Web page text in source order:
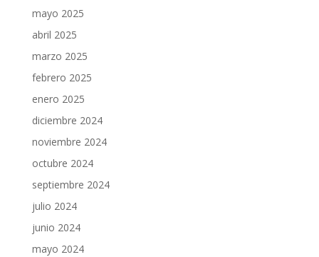
mayo 2025
abril 2025
marzo 2025
febrero 2025
enero 2025
diciembre 2024
noviembre 2024
octubre 2024
septiembre 2024
julio 2024
junio 2024
mayo 2024